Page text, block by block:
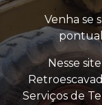
Venha se
Nesse
Serviços de